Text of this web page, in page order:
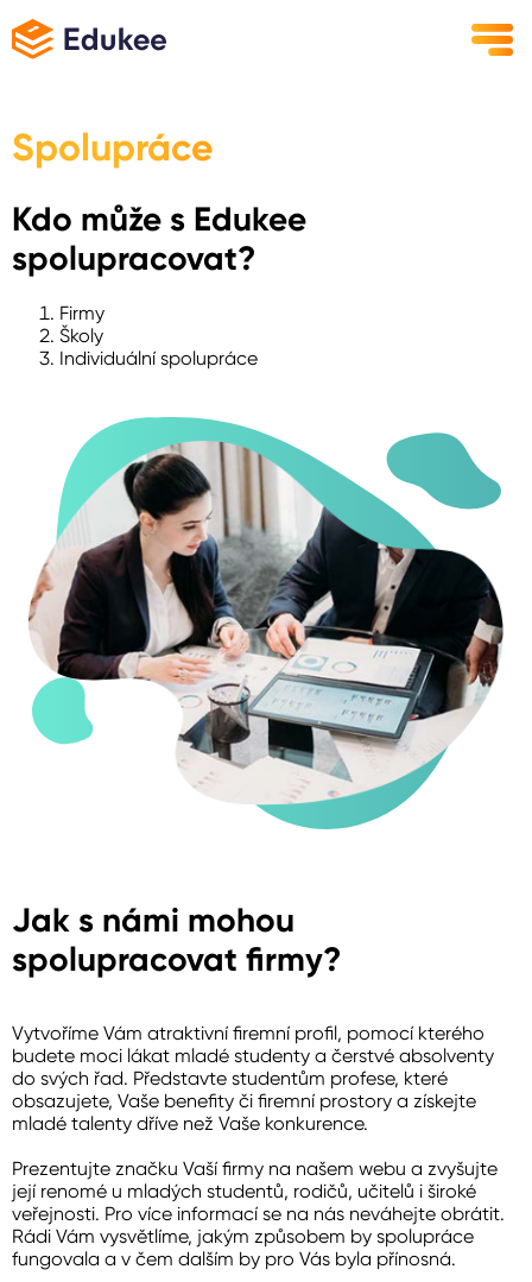
Spolupráce
Kdo může s Edukee
spolupracovat?
Firmy
Školy
Individuální spolupráce
Jak s námi mohou
spolupracovat firmy?
Vytvoříme Vám atraktivní firemní profil, pomocí kterého
budete moci lákat mladé studenty a čerstvé absolventy
do svých řad. Představte studentům profese, které
obsazujete, Vaše benefity či firemní prostory a získejte
mladé talenty dříve než Vaše konkurence.
Prezentujte značku Vaší firmy na našem webu a zvyšujte
její renomé u mladých studentů, rodičů, učitelů i široké
veřejnosti. Pro více informací se na nás neváhejte obrátit.
Rádi Vám vysvětlíme, jakým způsobem by spolupráce
fungovala a v čem dalším by pro Vás byla přínosná.